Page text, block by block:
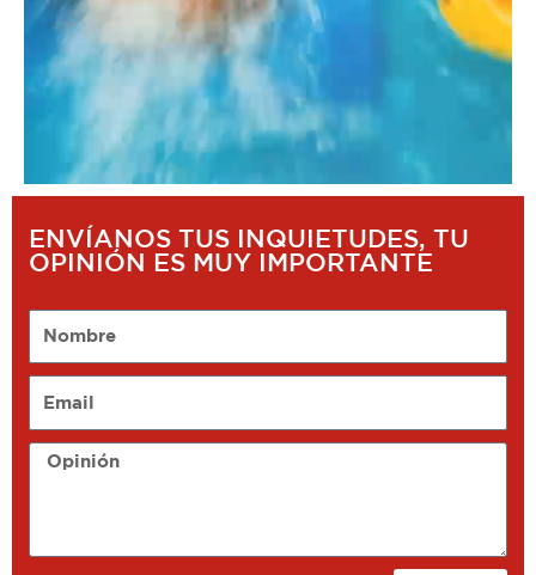
ENVÍANOS TUS INQUIETUDES, TU
OPINIÓN ES MUY IMPORTANTE
Opinión